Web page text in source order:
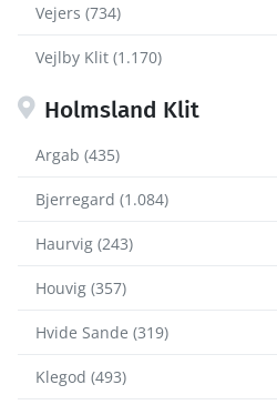
Vejers (734)
Vejlby Klit (1.170)
Holmsland Klit
Argab (435)
Bjerregard (1.084)
Haurvig (243)
Houvig (357)
Hvide Sande (319)
Klegod (493)